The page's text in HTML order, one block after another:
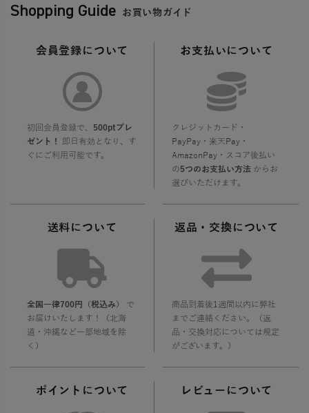
Shopping Guide お買い物ガイド
会員登録について
初回会員登録で、 500ptプレ
ゼント！
即日有効となり、す
ぐにご利用可能です。
お支払いについて
クレジットカード・
PayPay・楽天Pay・
AmazonPay・スコア後払い
の5つのお支払い方法からお
選びいただけます。
送料について
全国一律700円（税込み）
で
お届けいたします！（北海
道・沖縄など一部地域を除
く）
返品・交換について
商品到着後1週間以内に弊社
までご連絡ください。（返
品・交換対応については規定
がございます。）
ポイントについて レビューについて